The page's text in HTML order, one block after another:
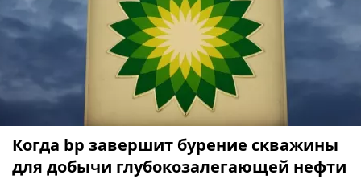
Когда bp завершит бурение скважины
для добычи глубокозалегающей нефти